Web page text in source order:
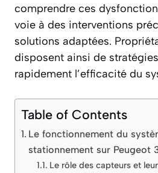
comprendre ces
voie à des interventions
solutions adaptées.
disposent ainsi de
rapidement l’efficacité du
Table of Contents
Le fonctionnement du
stationnement sur Peugeot
Le rôle des capteurs et